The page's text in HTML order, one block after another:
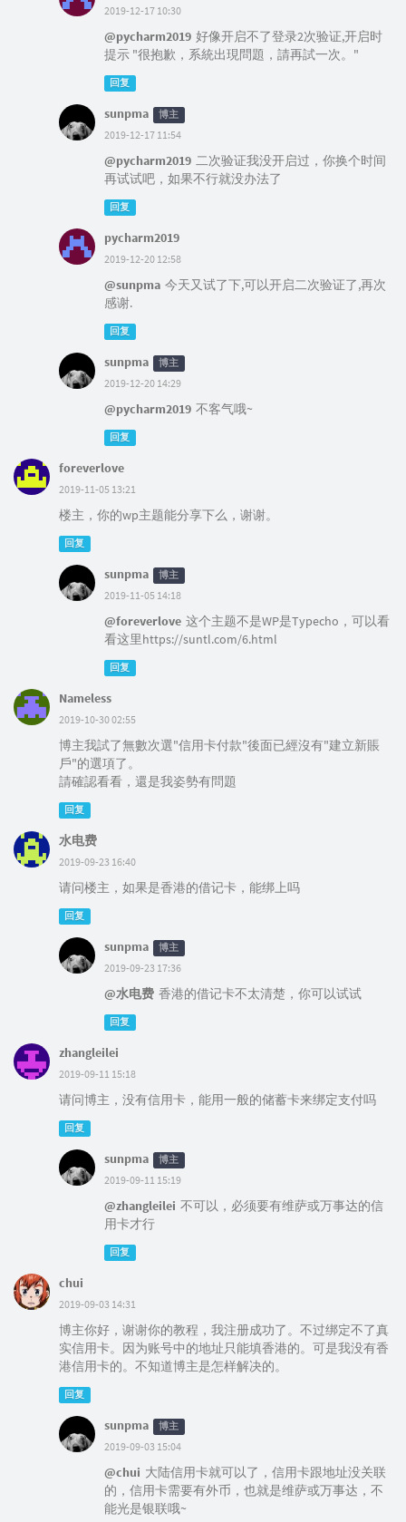
2019-12-17 10:30
@pycharm2019 好像开启不了登录2次验证,开启时
提示 "很抱歉，系統出現問題，請再試一次。"
回复
sunpma 博主
2019-12-17 11:54
@pycharm2019 二次验证我没开启过，你换个时间
再试试吧，如果不行就没办法了
回复
pycharm2019
2019-12-20 12:58
@sunpma 今天又试了下,可以开启二次验证了,再次
感谢.
回复
sunpma 博主
2019-12-20 14:29
@pycharm2019 不客气哦~
回复
foreverlove
2019-11-05 13:21
楼主，你的wp主题能分享下么，谢谢。
回复
sunpma 博主
2019-11-05 14:18
@foreverlove 这个主题不是WP是Typecho，可以看
看这里https://suntl.com/6.html
回复
Nameless
2019-10-30 02:55
博主我試了無數次選"信用卡付款"後面已經沒有"建立新賬
戶"的選項了。
請確認看看，還是我姿勢有問題
回复
水电费
2019-09-23 16:40
请问楼主，如果是香港的借记卡，能绑上吗
回复
sunpma 博主
2019-09-23 17:36
@水电费 香港的借记卡不太清楚，你可以试试
回复
zhangleilei
2019-09-11 15:18
请问博主，没有信用卡，能用一般的储蓄卡来绑定支付吗
回复
sunpma 博主
2019-09-11 15:19
@zhangleilei 不可以，必须要有维萨或万事达的信
用卡才行
回复
chui
2019-09-03 14:31
博主你好，谢谢你的教程，我注册成功了。不过绑定不了真
实信用卡。因为账号中的地址只能填香港的。可是我没有香
港信用卡的。不知道博主是怎样解决的。
回复
sunpma 博主
2019-09-03 15:04
@chui 大陆信用卡就可以了，信用卡跟地址没关联
的，信用卡需要有外币，也就是维萨或万事达，不
能光是银联哦~